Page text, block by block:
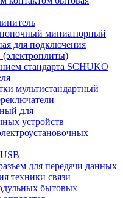
миниатюрный
для подключения
(электроплиты)
стандарта SCHUKO
мультистандартный
для
устройств
для передачи данных
техники связи
бытовых